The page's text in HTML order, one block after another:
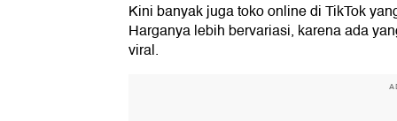
Kini banyak juga toko online di TikTok
Harganya lebih bervariasi, karena ada
viral.